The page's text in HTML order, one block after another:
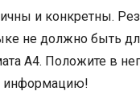
и конкретны.
не должно быть
А4. Положите в